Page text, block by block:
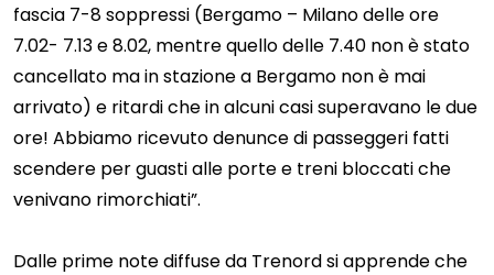
fascia 7-8 soppressi (Bergamo – Milano delle ore
7.02- 7.13 e 8.02, mentre quello delle 7.40 non è stato
cancellato ma in stazione a Bergamo non è mai
arrivato) e ritardi che in alcuni casi superavano le due
ore! Abbiamo ricevuto denunce di passeggeri fatti
scendere per guasti alle porte e treni bloccati che
venivano rimorchiati”.
Dalle prime note diffuse da Trenord si apprende che